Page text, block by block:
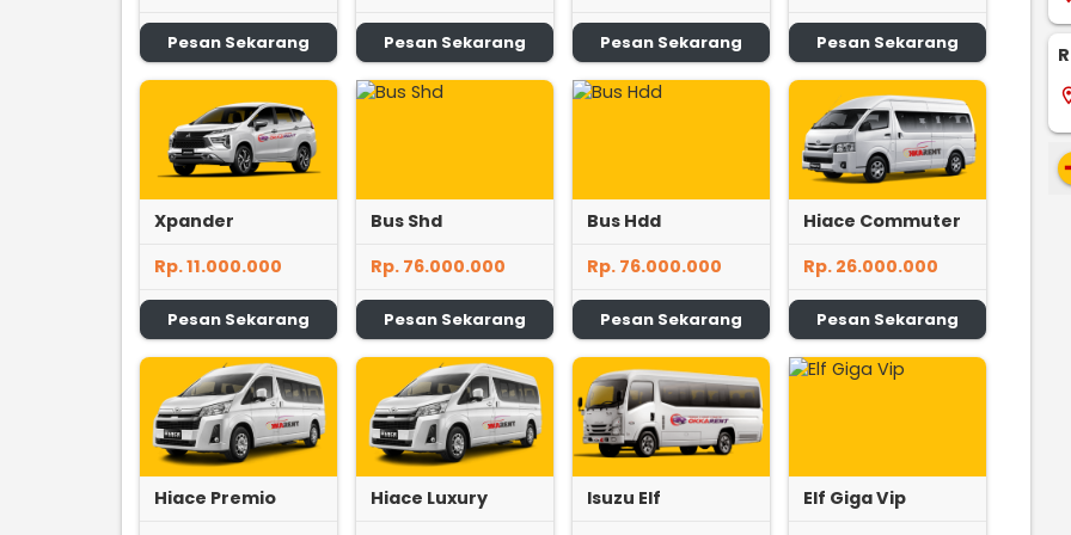
Pesan Sekarang Pesan Sekarang Pesan Sekarang Pesan Sekarang
Xpander
Rp. 11.000.000
Pesan Sekarang
Bus Shd
Rp. 76.000.000
Pesan Sekarang
Bus Hdd
Rp. 76.000.000
Pesan Sekarang
Hiace Commuter
Rp. 26.000.000
Pesan Sekarang
Hiace Premio
Hiace Luxury
Isuzu Elf
Elf Giga Vip